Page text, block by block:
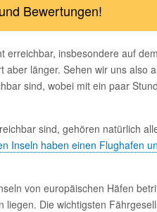
Bewertungen!
insbesondere auf
länger. Sehen wir uns also
sind, wobei mit ein paar
sind, gehören natürlich
Inseln haben einen Flughafen
von europäischen Häfen
Die wichtigsten